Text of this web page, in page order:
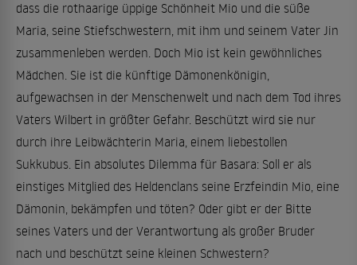
dass die rothaarige üppige Schönheit Mio und die süße
Maria, seine Stiefschwestern, mit ihm und seinem Vater Jin
zusammenleben werden. Doch Mio ist kein gewöhnliches
Mädchen. Sie ist die künftige Dämonenkönigin,
aufgewachsen in der Menschenwelt und nach dem Tod ihres
Vaters Wilbert in größter Gefahr. Beschützt wird sie nur
durch ihre Leibwächterin Maria, einem liebestollen
Sukkubus. Ein absolutes Dilemma für Basara: Soll er als
einstiges Mitglied des Heldenclans seine Erzfeindin Mio, eine
Dämonin, bekämpfen und töten? Oder gibt er der Bitte
seines Vaters und der Verantwortung als großer Bruder
nach und beschützt seine kleinen Schwestern?